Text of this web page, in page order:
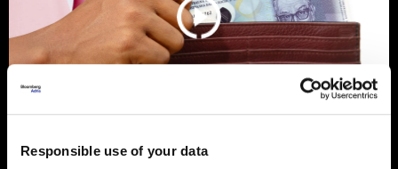
Responsible use of your data